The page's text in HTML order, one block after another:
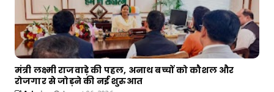
मंत्री लक्ष्मी राजवाड़े की पहल, अनाथ बच्चों को कौशल और
रोजगार से जोड़ने की नई शुरुआत